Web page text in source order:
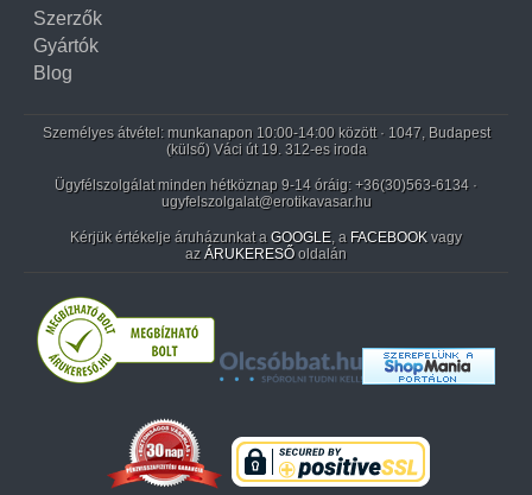
Szerzők
Gyártók
Blog
Személyes átvétel: munkanapon 10:00-14:00 között · 1047, Budapest
(külső) Váci út 19. 312-es iroda
Ügyfélszolgálat minden hétköznap 9-14 óráig: +36(30)563-6134 ·
ugyfelszolgalat@erotikavasar.hu
Kérjük értékelje áruházunkat a GOOGLE, a FACEBOOK vagy
az ÁRUKERESŐ oldalán